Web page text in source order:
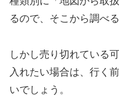
るので、そこから調べ
しかし売り切れている
入れたい場合は、行く
いでしょう。